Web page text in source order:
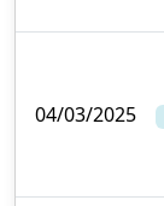
04/03/2025